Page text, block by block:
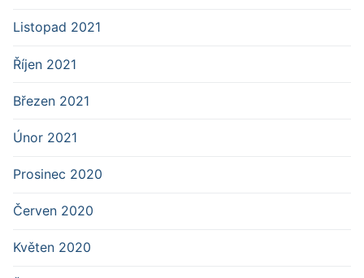
Listopad 2021
Říjen 2021
Březen 2021
Únor 2021
Prosinec 2020
Červen 2020
Květen 2020